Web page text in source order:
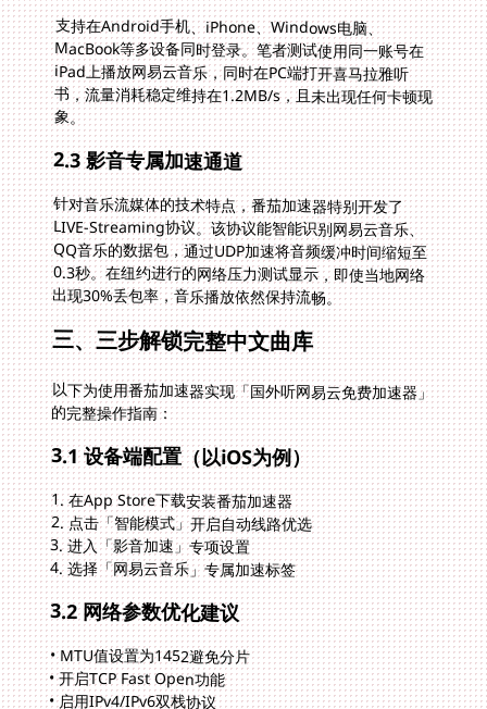
支持在Android手机、iPhone、Windows电脑、
MacBook等多设备同时登录。笔者测试使用同一账号在
iPad上播放网易云音乐，同时在PC端打开喜马拉雅听
书，流量消耗稳定维持在1.2MB/s，且未出现任何卡顿现
象。
2.3 影音专属加速通道
针对音乐流媒体的技术特点，番茄加速器特别开发了
LIVE-Streaming协议。该协议能智能识别网易云音乐、
QQ音乐的数据包，通过UDP加速将音频缓冲时间缩短至
0.3秒。在纽约进行的网络压力测试显示，即使当地网络
出现30%丢包率，音乐播放依然保持流畅。
三、三步解锁完整中文曲库
以下为使用番茄加速器实现「国外听网易云免费加速器」
的完整操作指南：
3.1 设备端配置（以iOS为例）
1. 在App Store下载安装番茄加速器
2. 点击「智能模式」开启自动线路优选
3. 进入「影音加速」专项设置
4. 选择「网易云音乐」专属加速标签
3.2 网络参数优化建议
• MTU值设置为1452避免分片
• 开启TCP Fast Open功能
• 启用IPv4/IPv6双栈协议